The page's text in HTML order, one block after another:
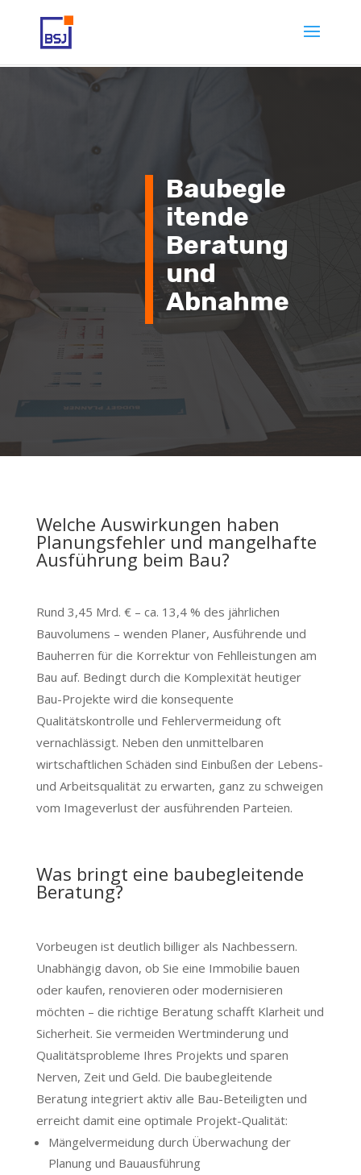
Baubegle
itende
Beratung
und
Abnahme
Welche Auswirkungen haben
Planungsfehler und mangelhafte
Ausführung beim Bau?
Rund 3,45 Mrd. € – ca. 13,4 % des jährlichen
Bauvolumens – wenden Planer, Ausführende und
Bauherren für die Korrektur von Fehlleistungen am
Bau auf. Bedingt durch die Komplexität heutiger
Bau-Projekte wird die konsequente
Qualitätskontrolle und Fehlervermeidung oft
vernachlässigt. Neben den unmittelbaren
wirtschaftlichen Schäden sind Einbußen der Lebens-
und Arbeitsqualität zu erwarten, ganz zu schweigen
vom Imageverlust der ausführenden Parteien.
Was bringt eine baubegleitende
Beratung?
Vorbeugen ist deutlich billiger als Nachbessern.
Unabhängig davon, ob Sie eine Immobilie bauen
oder kaufen, renovieren oder modernisieren
möchten – die richtige Beratung schafft Klarheit und
Sicherheit. Sie vermeiden Wertminderung und
Qualitätsprobleme Ihres Projekts und sparen
Nerven, Zeit und Geld. Die baubegleitende
Beratung integriert aktiv alle Bau-Beteiligten und
erreicht damit eine optimale Projekt-Qualität:
Mängelvermeidung durch Überwachung der
Planung und Bauausführung